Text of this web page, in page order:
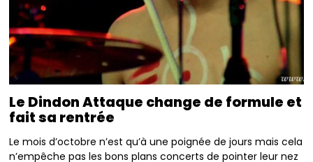
Le Dindon Attaque change de formule et
fait sa rentrée
Le mois d’octobre n’est qu’à une poignée de jours mais cela
n’empêche pas les bons plans concerts de pointer leur nez